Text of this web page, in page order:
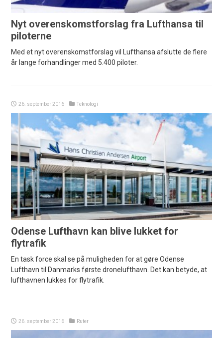
Nyt overenskomstforslag fra Lufthansa til
piloterne
Med et nyt overenskomstforslag vil Lufthansa afslutte de flere
år lange forhandlinger med 5.400 piloter.
26. september 2016 Teknologi
Odense Lufthavn kan blive lukket for
flytrafik
En task force skal se på muligheden for at gøre Odense
Lufthavn til Danmarks første dronelufthavn. Det kan betyde, at
lufthavnen lukkes for flytrafik.
26. september 2016 Ruter